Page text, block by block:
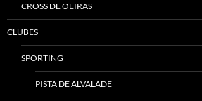
CROSS DE OEIRAS
CLUBES
SPORTING
PISTA DE ALVALADE